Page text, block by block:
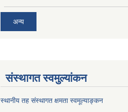
अन्य
संस्थागत स्वमुल्यांकन
स्थानीय तह संस्थागत क्षमता स्वमूल्याङ्कन